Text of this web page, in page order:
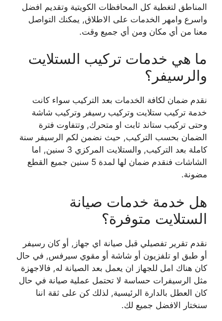
المناطق لتغطية كل المحافظات الكويتية وتقديم افضل
واسرع وامهر الخدمات على الاطلاق, يمكنك التواصل
معنا من أي مكان ومن أي جميع وقت.
ما هي خدمات تركيب الستلايت
والرسيفر؟
نقدم ضمان لكافة الخدمات بعد التركيب سواء كانت
خدمة تركيب ستلايت وتركيب رسيفر وتركيب شاشة
وحتى تركيب ستاند ثابت او متحرك, وتتفاوت فترة
الضمان بحسب التركيب, حيث نضمن لكم الرسيفر سنة
كاملة بعد التركيب, والستلايت المركزي 3 سنين, اما
الشاشات فنقدم ضمان لها لمدة 5 سنين جميع القطع
مضونة.
هل خدمة خدمات صيانة
الستلايت متوفرة؟
نقدم تقرير تفصيلي قبل صيانة اي جهاز, أو كان رسيفر
أو طبق او تلفزيون أو شاشة أو مقوي سيرفس, في حال
كان هناك امل للجهاز ان يعمل بعد الصيانة له, فالاجهزة
مثل الرسيفرات حساسة لا تحتمل عملية صيانة في حال
كان العطل بالدارة الرئيسية, لذلك كن على ثقة اننا
سنختار الافضل جميع لك.